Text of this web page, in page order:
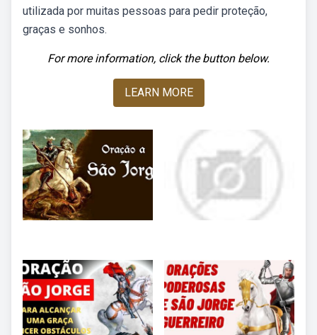
utilizada por muitas pessoas para pedir proteção,
graças e sonhos.
For more information, click the button below.
LEARN MORE